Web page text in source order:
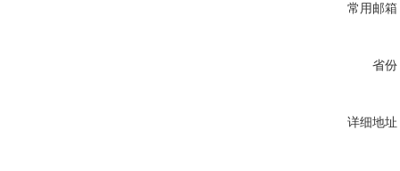
常用邮箱
省份
详细地址